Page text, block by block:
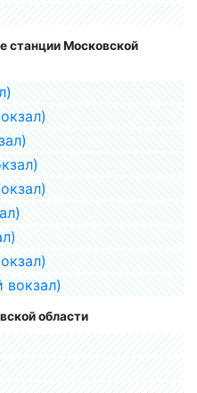
станции Московской
вокзал)
области